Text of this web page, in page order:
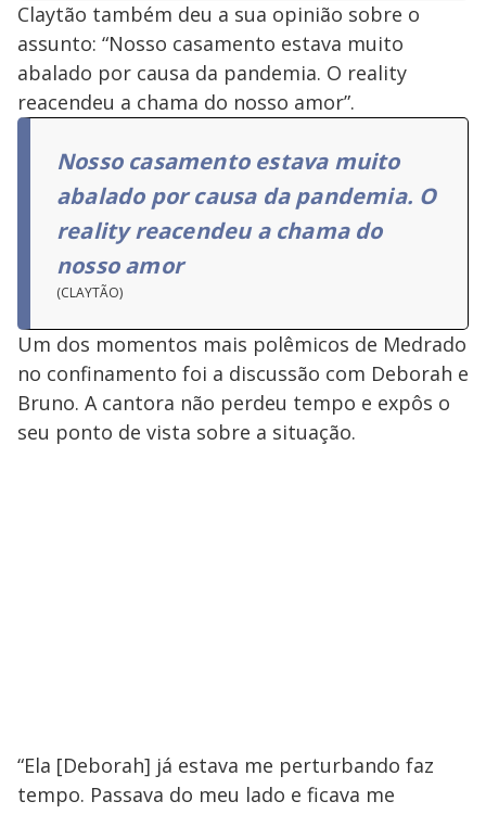
Claytão também deu a sua opinião sobre o
assunto: “Nosso casamento estava muito
abalado por causa da pandemia. O reality
reacendeu a chama do nosso amor”.
Nosso casamento estava muito
abalado por causa da pandemia. O
reality reacendeu a chama do
nosso amor
(CLAYTÃO)
Um dos momentos mais polêmicos de Medrado
no confinamento foi a discussão com Deborah e
Bruno. A cantora não perdeu tempo e expôs o
seu ponto de vista sobre a situação.
“Ela [Deborah] já estava me perturbando faz
tempo. Passava do meu lado e ficava me